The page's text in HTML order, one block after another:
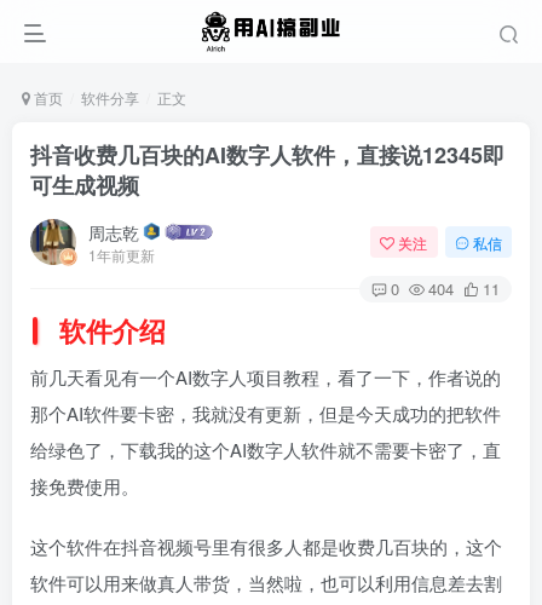
首页 软件分享 正文
抖音收费几百块的AI数字人软件，直接说12345即
可生成视频
周志乾
1年前更新
关注 私信
0 404 11
软件介绍
前几天看见有一个AI数字人项目教程，看了一下，作者说的
那个AI软件要卡密，我就没有更新，但是今天成功的把软件
给绿色了，下载我的这个AI数字人软件就不需要卡密了，直
接免费使用。
这个软件在抖音视频号里有很多人都是收费几百块的，这个
软件可以用来做真人带货，当然啦，也可以利用信息差去割